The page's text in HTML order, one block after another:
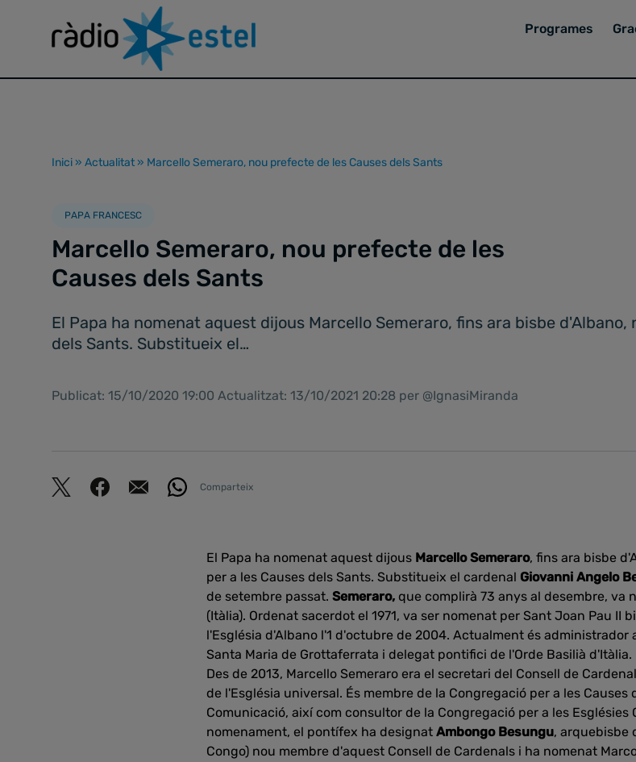
Programes
Inici » Actualitat » Marcello Semeraro, nou prefecte de les Causes dels Sants
PAPA FRANCESC
Marcello Semeraro, nou prefecte de les
Causes dels Sants
El Papa ha nomenat aquest dijous Marcello Semeraro, fins ara bisbe
dels Sants. Substitueix el…
Publicat: 15/10/2020 19:00 Actualitzat: 13/10/2021 20:28 per @IgnasiMiranda
Comparteix
El Papa ha nomenat aquest dijous Marcello Semeraro, fins ara bisbe
per a les Causes dels Sants. Substitueix el cardenal Giovanni Angelo
de setembre passat. Semeraro, que complirà 73 anys al desembre, va
(Itàlia). Ordenat sacerdot el 1971, va ser nomenat per Sant Joan Pau II
l'Església d'Albano l'1 d'octubre de 2004. Actualment és
Santa Maria de Grottaferrata i delegat pontifici de l'Orde Basilià d'Itàlia.
Des de 2013, Marcello Semeraro era el secretari del Consell de
de l'Església universal. És membre de la Congregació per a les Causes
Comunicació, així com consultor de la Congregació per a les
nomenament, el pontífex ha designat Ambongo Besungu, arquebisbe
Congo) nou membre d'aquest Consell de Cardenals i ha nomenat